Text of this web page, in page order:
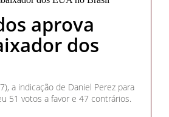
aprova
dos
a indicação de Daniel Perez para
51 votos a favor e 47 contrários.